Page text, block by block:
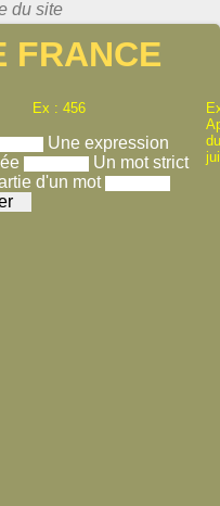
FRANCE
Ex : 456
Une expression
Un mot strict
d'un mot